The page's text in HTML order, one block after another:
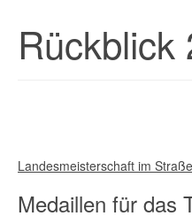
Rückblick
Landesmeisterschaft im
Medaillen für das